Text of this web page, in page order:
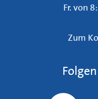
Fr. von
Zum